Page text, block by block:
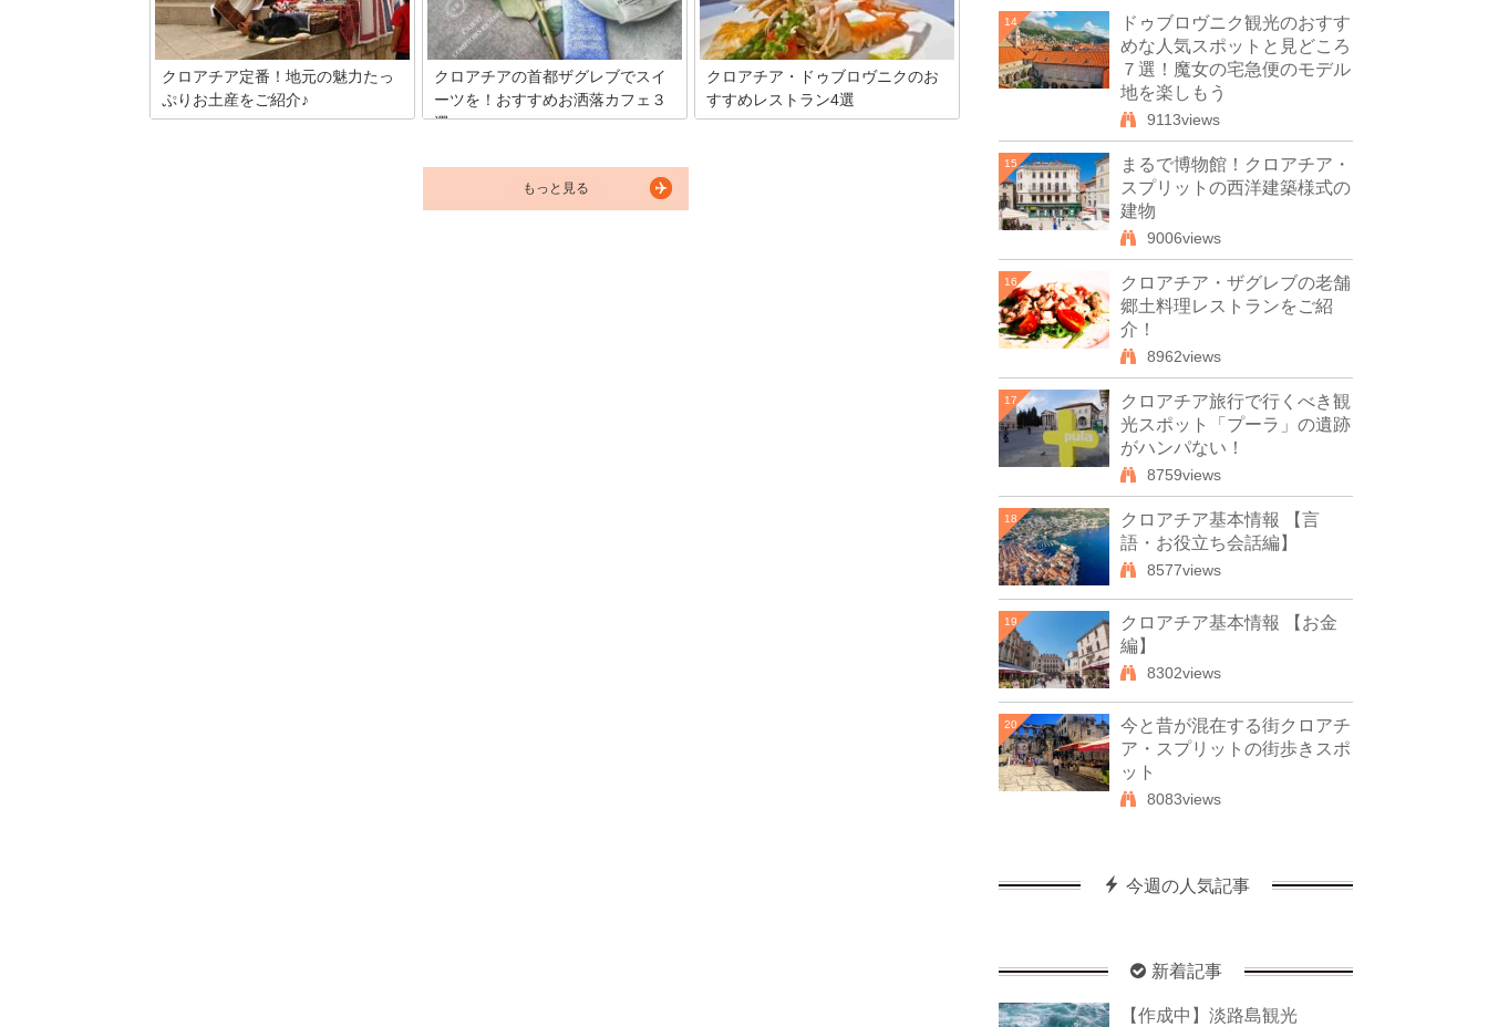
れるところが数多くありますよ。
にある人気お土産さんを紹介しましょ
う。
おり、町の開発も進み、特に観光業に力
を入れています。今回はクロアチアの人
気都市スプリット(Split)で買える人気の
お土産やお店を紹介しましょう。
クロアチア定番！地元の魅力たっ
ぷりお土産をご紹介♪
クロアチアの首都ザグレブでスイ
ーツを！おすすめお洒落カフェ３
選
ながらどこか落ち着いた街で、のんびり
観光が楽しめるスポットです。そんなザ
グレブの街中には女心をくすぐる素敵な
クロアチア・ドゥブロヴニクのお
すすめレストラン4選
もっと見る
14
ドゥブロヴニク観光のおすす
めな人気スポットと見どころ
７選！魔女の宅急便のモデル
地を楽しもう
9113views
15
まるで博物館！クロアチア・
スプリットの西洋建築様式の
建物
9006views
16
クロアチア・ザグレブの老舗
郷土料理レストランをご紹
介！
8962views
17
クロアチア旅行で行くべき観
光スポット「プーラ」の遺跡
がハンパない！
8759views
18
クロアチア基本情報 【言
語・お役立ち会話編】
8577views
19
クロアチア基本情報 【お金
編】
8302views
20
今と昔が混在する街クロアチ
ア・スプリットの街歩きスポ
ット
8083views
今週の人気記事
新着記事
【作成中】淡路島観光